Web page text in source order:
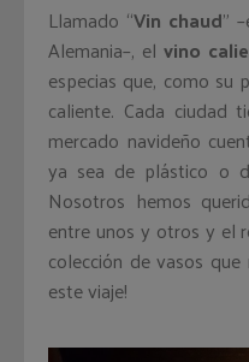
Llamado “Vin chaud”
Alemania–, elvino
especias que, como su
caliente. Cada ciudad
mercado navideño
ya sea de plástico o
Nosotros hemos
entre unos y otros y el
colección de vasos
este viaje!